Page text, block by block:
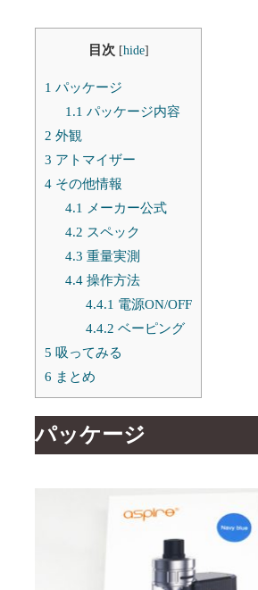
目次 [hide]
1 パッケージ
1.1 パッケージ内容
2 外観
3 アトマイザー
4 その他情報
4.1
メーカー公式
4.2 スペック
4.3 重量実測
4.4操作方法
4.4.1 電源ON/OFF
4.4.2 ベーピング
5 吸ってみる
6 まとめ
パッケージ